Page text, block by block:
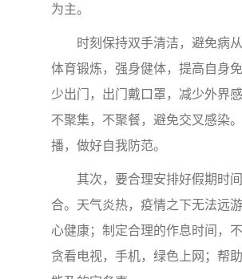
为主。
时刻保持双手清洁，避免病
体育锻炼，强身健体，提高自身
少出门，出门戴口罩，减少外界感
不聚集，不聚餐，避免交叉感染
播，做好自我防范。
其次，要合理安排好假期时
合。天气炎热，疫情之下无法远
心健康；制定合理的作息时间，
贪看电视，手机，绿色上网；帮